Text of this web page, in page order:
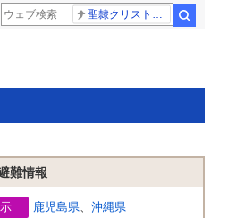
難情報
鹿児島県、 沖縄県